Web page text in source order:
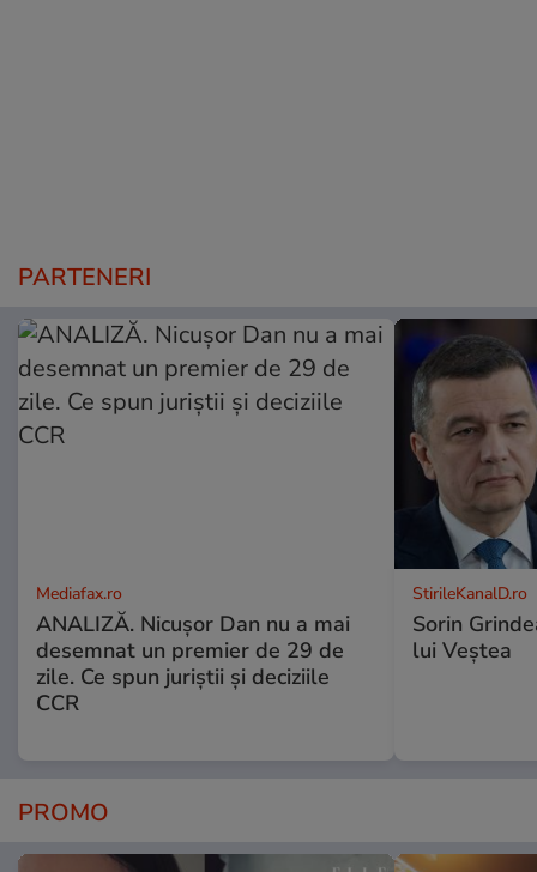
PARTENERI
Mediafax.ro
ANALIZĂ. Nicușor Dan nu a mai
desemnat un premier de 29 de
zile. Ce spun juriștii și deciziile
CCR
StirileKanalD.ro
Sorin
lui Veștea
PROMO